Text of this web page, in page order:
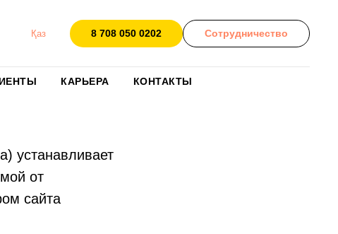
Қаз 8 708 050 0202 Сотрудничество
КАРЬЕРА КОНТАКТЫ
устанавливает
от
сайта